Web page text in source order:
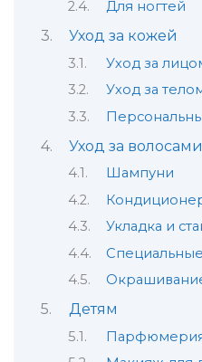
Для ногтей
Уход за кожей
Уход за
Уход за
Уход за волосами
Шампуни
Укладка и
Детям